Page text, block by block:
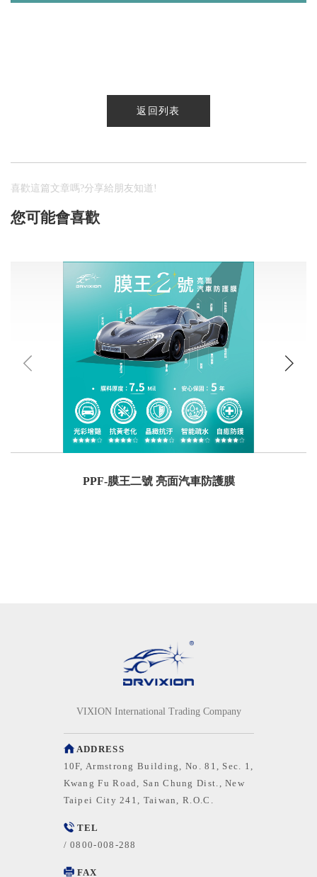
返回列表
喜歡這篇文章嗎?分享給朋友知道!
您可能會喜歡
PPF-膜王二號 亮面汽車防護膜
VIXION International Trading Company
ADDRESS
10F, Armstrong Building, No. 81, Sec. 1,
Kwang Fu Road, San Chung Dist., New
Taipei City 241, Taiwan, R.O.C.
TEL
/0800-008-288
FAX